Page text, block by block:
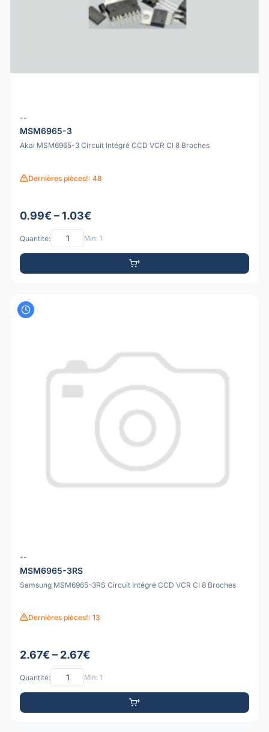
--
MSM6965-3
Akai MSM6965-3 Circuit Intégré CCD VCR CI 8 Broches
Dernières pièces!: 48
0.99€ – 1.03€
Quantité: Min: 1
--
MSM6965-3RS
Samsung MSM6965-3RS Circuit Intégré CCD VCR CI 8 Broches
Dernières pièces!: 13
2.67€ – 2.67€
Quantité: Min: 1